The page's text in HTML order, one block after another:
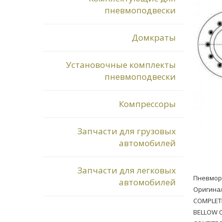
пневмоподвески
Домкраты
Установочные комплекты
пневмоподвески
Компрессоры
Запчасти для грузовых
автомобилей
Запчасти для легковых
автомобилей
BELLOW